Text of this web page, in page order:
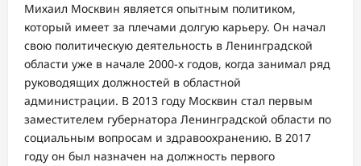
Михаил Москвин является опытным политиком,
который имеет за плечами долгую карьеру. Он начал
свою политическую деятельность в Ленинградской
области уже в начале 2000-х годов, когда занимал ряд
руководящих должностей в областной
администрации. В 2013 году Москвин стал первым
заместителем губернатора Ленинградской области по
социальным вопросам и здравоохранению. В 2017
году он был назначен на должность первого